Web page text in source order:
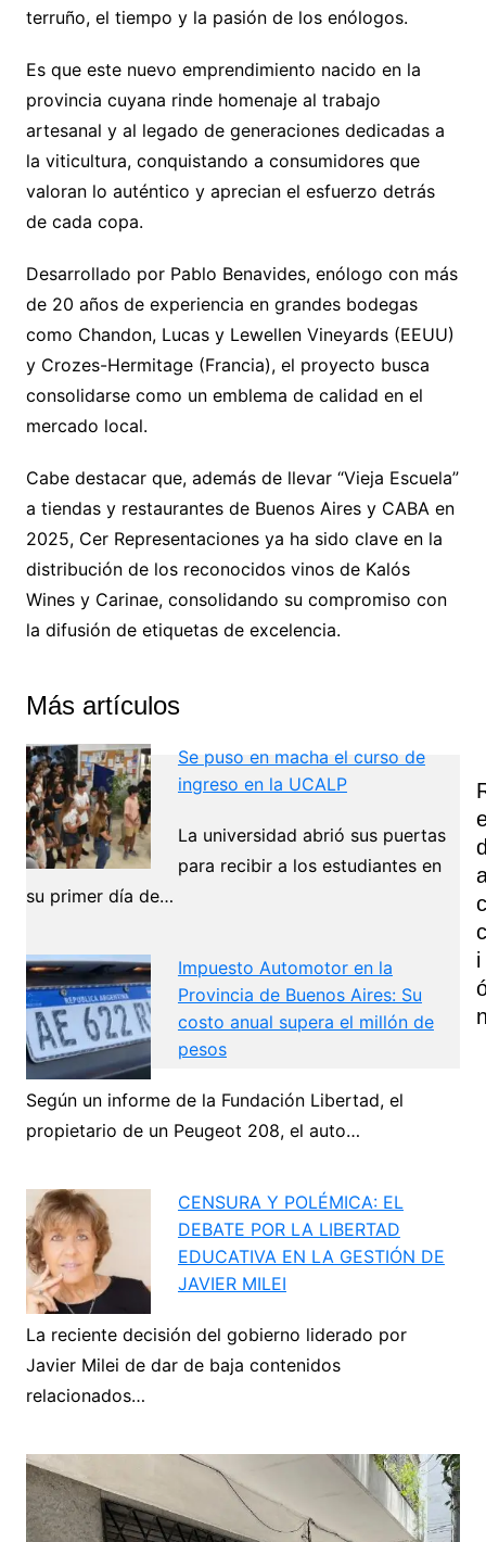
terruño, el tiempo y la pasión de los enólogos.
Es que este nuevo emprendimiento nacido en la
provincia cuyana rinde homenaje al trabajo
artesanal y al legado de generaciones dedicadas a
la viticultura, conquistando a consumidores que
valoran lo auténtico y aprecian el esfuerzo detrás
de cada copa.
Desarrollado por Pablo Benavides, enólogo con más
de 20 años de experiencia en grandes bodegas
como Chandon, Lucas y Lewellen Vineyards (EEUU)
y Crozes-Hermitage (Francia), el proyecto busca
consolidarse como un emblema de calidad en el
mercado local.
Cabe destacar que, además de llevar “Vieja Escuela”
a tiendas y restaurantes de Buenos Aires y CABA en
2025, Cer Representaciones ya ha sido clave en la
distribución de los reconocidos vinos de Kalós
Wines y Carinae, consolidando su compromiso con
la difusión de etiquetas de excelencia.
Más artículos
Se puso en macha el curso de
ingreso en la UCALP
La universidad abrió sus puertas
para recibir a los estudiantes en
su primer día de…
Impuesto Automotor en la
Provincia de Buenos Aires: Su
costo anual supera el millón de
pesos
Según un informe de la Fundación Libertad, el
propietario de un Peugeot 208, el auto…
CENSURA Y POLÉMICA: EL
DEBATE POR LA LIBERTAD
EDUCATIVA EN LA GESTIÓN DE
JAVIER MILEI
La reciente decisión del gobierno liderado por
Javier Milei de dar de baja contenidos
relacionados…
I
Navegación
entradas